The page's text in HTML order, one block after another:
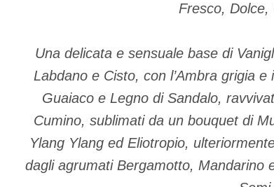
Fresco, Dolce,
Una delicata e sensuale base di
Labdano e Cisto, con l’Ambra grigia
Guaiaco e Legno di Sandalo,
Cumino, sublimati da un bouquet di
Ylang Ylang ed Eliotropio,
dagli agrumati Bergamotto, Mandarino